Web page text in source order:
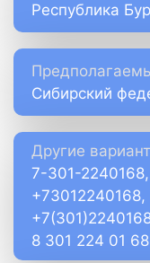
Республика
Сибирский
Другие
7-301-
8 301 224 01 68